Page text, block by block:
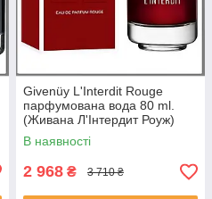
Givenüy L'Interdit Rouge
парфумована вода 80 ml.
(Живана Л'Інтердит Роуж)
В наявності
2 968 ₴ 3 710 ₴